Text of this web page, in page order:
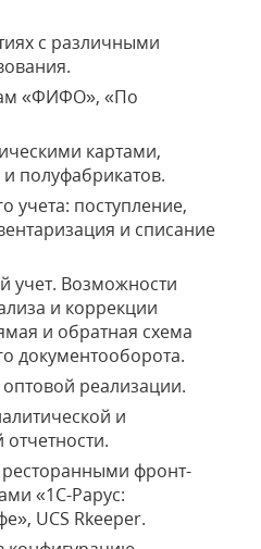
с различными
«ФИФО», «По
картами,
полуфабрикатов.
учета: поступление,
и списание
учет. Возможности
и коррекции
и обратная схема
документооборота.
реализации.
и
фронт-
«1С-Рарус:
UCS Rkeeper.